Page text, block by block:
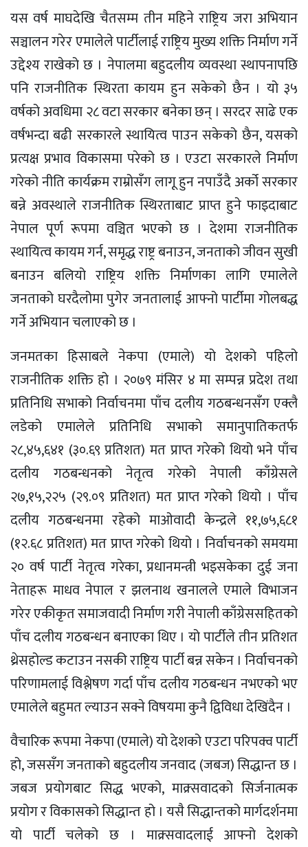
यस वर्ष माघदेखि चैतसम्म तीन महिने राष्ट्रिय जरा अभियान
सञ्चालन गरेर एमालेले पार्टीलाई राष्ट्रिय मुख्य शक्ति निर्माण गर्ने
उद्देश्य राखेको छ । नेपालमा बहुदलीय व्यवस्था स्थापनापछि
पनि राजनीतिक स्थिरता कायम हुन सकेको छैन । यो ३५
वर्षको अवधिमा २८ वटा सरकार बनेका छन् । सरदर साढे एक
वर्षभन्दा बढी सरकारले स्थायित्व पाउन सकेको छैन, यसको
प्रत्यक्ष प्रभाव विकासमा परेको छ । एउटा सरकारले निर्माण
गरेको नीति कार्यक्रम राम्रोसँग लागू हुन नपाउँदै अर्को सरकार
बन्ने अवस्थाले राजनीतिक स्थिरताबाट प्राप्त हुने फाइदाबाट
नेपाल पूर्ण रूपमा वञ्चित भएको छ । देशमा राजनीतिक
स्थायित्व कायम गर्न, समृद्ध राष्ट्र बनाउन, जनताको जीवन सुखी
बनाउन बलियो राष्ट्रिय शक्ति निर्माणका लागि एमालेले
जनताको घरदैलोमा पुगेर जनतालाई आफ्नो पार्टीमा गोलबद्ध
गर्ने अभियान चलाएको छ ।
जनमतका हिसाबले नेकपा (एमाले) यो देशको पहिलो
राजनीतिक शक्ति हो । २०७९ मंसिर ४ मा सम्पन्न प्रदेश तथा
प्रतिनिधि सभाको निर्वाचनमा पाँच दलीय गठबन्धनसँग एक्लै
लडेको एमालेले प्रतिनिधि सभाको समानुपातिकतर्फ
२८,४५,६४१ (३०.६९ प्रतिशत) मत प्राप्त गरेको थियो भने पाँच
दलीय गठबन्धनको नेतृत्व गरेको नेपाली काँग्रेसले
२७,१५,२२५ (२९.०९ प्रतिशत) मत प्राप्त गरेको थियो । पाँच
दलीय गठबन्धनमा रहेको माओवादी केन्द्रले ११,७५,६८१
(१२.६८ प्रतिशत) मत प्राप्त गरेको थियो । निर्वाचनको समयमा
२० वर्ष पार्टी नेतृत्व गरेका, प्रधानमन्त्री भइसकेका दुई जना
नेताहरू माधव नेपाल र झलनाथ खनालले एमाले विभाजन
गरेर एकीकृत समाजवादी निर्माण गरी नेपाली काँग्रेससहितको
पाँच दलीय गठबन्धन बनाएका थिए । यो पार्टीले तीन प्रतिशत
थ्रेसहोल्ड कटाउन नसकी राष्ट्रिय पार्टी बन्न सकेन । निर्वाचनको
परिणामलाई विश्लेषण गर्दा पाँच दलीय गठबन्धन नभएको भए
एमालेले बहुमत ल्याउन सक्ने विषयमा कुनै द्विविधा देखिंदैन ।
वैचारिक रूपमा नेकपा (एमाले) यो देशको एउटा परिपक्व पार्टी
हो, जससँग जनताको बहुदलीय जनवाद (जबज) सिद्धान्त छ ।
जबज प्रयोगबाट सिद्ध भएको, माक्र्सवादको सिर्जनात्मक
प्रयोग र विकासको सिद्धान्त हो । यसै सिद्धान्तको मार्गदर्शनमा
यो पार्टी चलेको छ । माक्र्सवादलाई आफ्नो देशको